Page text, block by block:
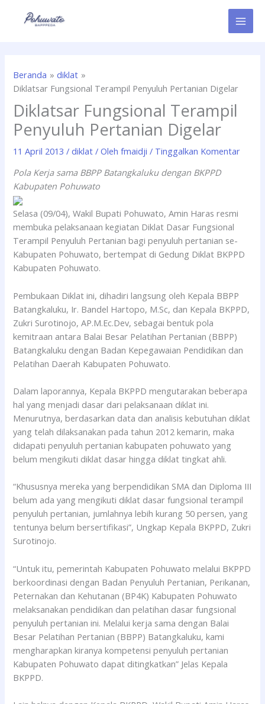
Beranda
diklat
Diklatsar Fungsional Terampil Penyuluh Pertanian Digelar
Diklatsar Fungsional Terampil
Penyuluh Pertanian Digelar
11 April 2013/diklat / Olehfmaidji/ Tinggalkan Komentar
Pola Kerja sama BBPP Batangkaluku dengan BKPPD
Kabupaten Pohuwato
Selasa (09/04), Wakil Bupati Pohuwato, Amin Haras resmi
membuka pelaksanaan kegiatan Diklat Dasar Fungsional
Terampil Penyuluh Pertanian bagi penyuluh pertanian se-
Kabupaten Pohuwato, bertempat di Gedung Diklat BKPPD
Kabupaten Pohuwato.
Pembukaan Diklat ini, dihadiri langsung oleh Kepala BBPP
Batangkaluku, Ir. Bandel Hartopo, M.Sc, dan Kepala BKPPD,
Zukri Surotinojo, AP.M.Ec.Dev, sebagai bentuk pola
kemitraan antara Balai Besar Pelatihan Pertanian (BBPP)
Batangkaluku dengan Badan Kepegawaian Pendidikan dan
Pelatihan Daerah Kabupaten Pohuwato.
Dalam laporannya, Kepala BKPPD mengutarakan beberapa
hal yang menjadi dasar dari pelaksanaan diklat ini.
Menurutnya, berdasarkan data dan analisis kebutuhan diklat
yang telah dilaksanakan pada tahun 2012 kemarin, maka
didapati penyuluh pertanian kabupaten pohuwato yang
belum mengikuti diklat dasar hingga diklat tingkat ahli.
“Khususnya mereka yang berpendidikan SMA dan Diploma III
belum ada yang mengikuti diklat dasar fungsional terampil
penyuluh pertanian, jumlahnya lebih kurang 50 persen, yang
tentunya belum bersertifikasi”, Ungkap Kepala BKPPD, Zukri
Surotinojo.
“Untuk itu, pemerintah Kabupaten Pohuwato melalui BKPPD
berkoordinasi dengan Badan Penyuluh Pertanian, Perikanan,
Peternakan dan Kehutanan (BP4K) Kabupaten Pohuwato
melaksanakan pendidikan dan pelatihan dasar fungsional
penyuluh pertanian ini. Melalui kerja sama dengan Balai
Besar Pelatihan Pertanian (BBPP) Batangkaluku, kami
mengharapkan kiranya kompetensi penyuluh pertanian
Kabupaten Pohuwato dapat ditingkatkan” Jelas Kepala
BKPPD.